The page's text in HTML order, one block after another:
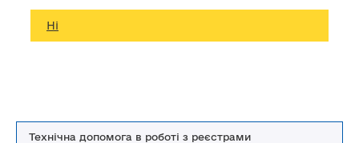
Технічна допомога в роботі з реєстрами
Ні